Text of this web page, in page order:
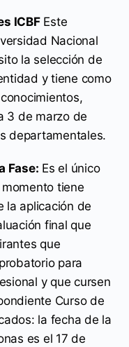
ICBFEste
Nacional
la selección de
y tiene como
3 de marzo de
departamentales.
Fase: Es el único
tiene
la aplicación de
final que
que
para
y que cursen
Curso de
la fecha de la
es el 17 de